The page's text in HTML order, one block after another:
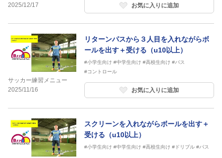
2025/12/17
お気に入りに追加
サッカー練習メニュー
2025/11/16
リターンパスから３人目を入れながらボ
ールを出す＋受ける（u10以上）
#小学生向け #中学生向け #高校生向け #パス
#コントロール
お気に入りに追加
スクリーンを入れながらボールを出す＋
受ける（u10以上）
#小学生向け #中学生向け #高校生向け #ドリブル #パス